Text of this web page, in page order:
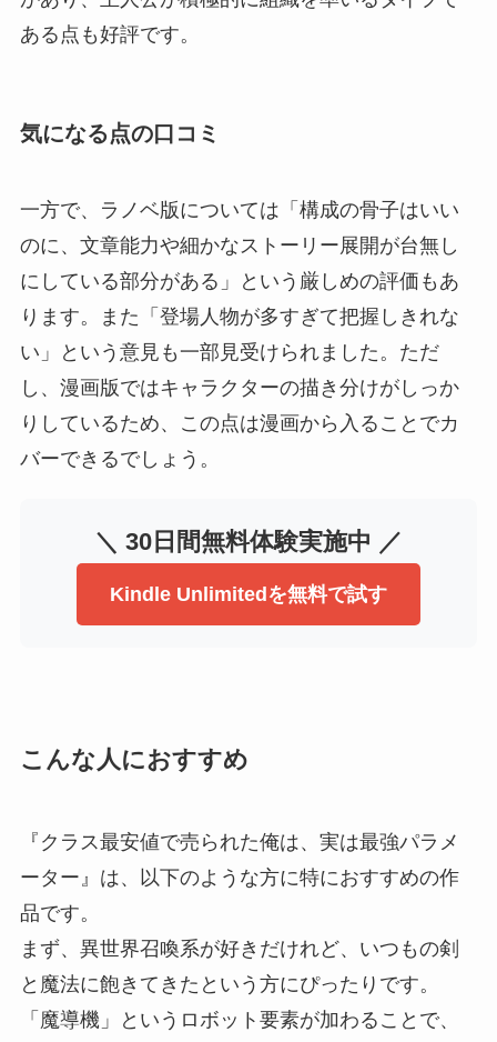
ある点も好評です。
気になる点の口コミ
一方で、ラノベ版については「構成の骨子はいい
のに、文章能力や細かなストーリー展開が台無し
にしている部分がある」という厳しめの評価もあ
ります。また「登場人物が多すぎて把握しきれな
い」という意見も一部見受けられました。ただ
し、漫画版ではキャラクターの描き分けがしっか
りしているため、この点は漫画から入ることでカ
バーできるでしょう。
＼ 30日間無料体験実施中 ／
Kindle Unlimitedを無料で試す
こんな人におすすめ
『クラス最安値で売られた俺は、実は最強パラメ
ーター』は、以下のような方に特におすすめの作
品です。
まず、異世界召喚系が好きだけれど、いつもの剣
と魔法に飽きてきたという方にぴったりです。
「魔導機」というロボット要素が加わることで、